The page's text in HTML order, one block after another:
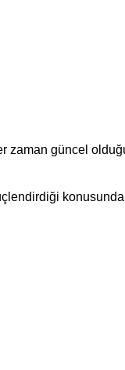
zaman güncel